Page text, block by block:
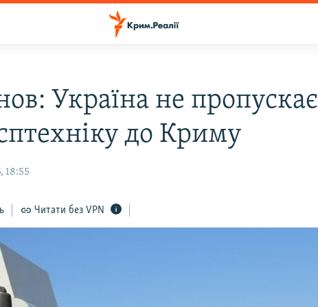
Україна не пропускає
до Криму
18:55
Читати без VPN